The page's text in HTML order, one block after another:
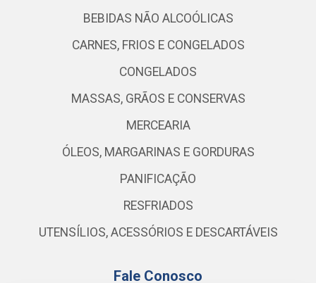
BEBIDAS NÃO ALCOÓLICAS
CARNES, FRIOS E CONGELADOS
CONGELADOS
MASSAS, GRÃOS E CONSERVAS
MERCEARIA
ÓLEOS, MARGARINAS E GORDURAS
PANIFICAÇÃO
RESFRIADOS
UTENSÍLIOS, ACESSÓRIOS E DESCARTÁVEIS
Fale Conosco